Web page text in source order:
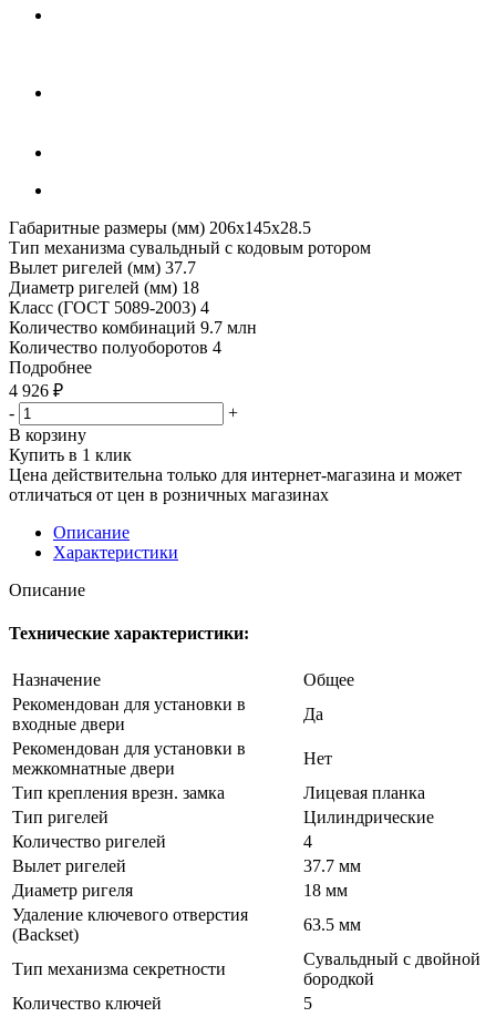
Габаритные размеры (мм) 206х145х28.5
Тип механизма cувальдный с кодовым ротором
Вылет ригелей (мм) 37.7
Диаметр ригелей (мм) 18
Класс (ГОСТ 5089-2003) 4
Количество комбинаций 9.7 млн
Количество полуоборотов 4
Подробнее
4 926 ₽
-
+
В корзину
Купить в 1 клик
Цена действительна только для интернет-магазина и может
отличаться от цен в розничных магазинах
Описание
Характеристики
Описание
Технические характеристики:
Назначение
Общее
Рекомендован для установки в
входные двери
Да
Рекомендован для установки в
межкомнатные двери
Нет
Тип крепления врезн. замка
Лицевая планка
Тип ригелей
Цилиндрические
Количество ригелей
4
Вылет ригелей
37.7 мм
Диаметр ригеля
18 мм
Удаление ключевого отверстия
(Backset)
63.5 мм
Тип механизма секретности
Сувальдный с двойной
бородкой
Количество ключей
5